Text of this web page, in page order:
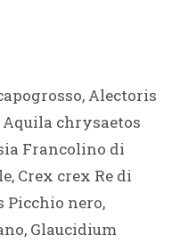
Alectoris
chrysaetos
Francolino di
Crex crex Re di
Picchio nero,
Glaucidium